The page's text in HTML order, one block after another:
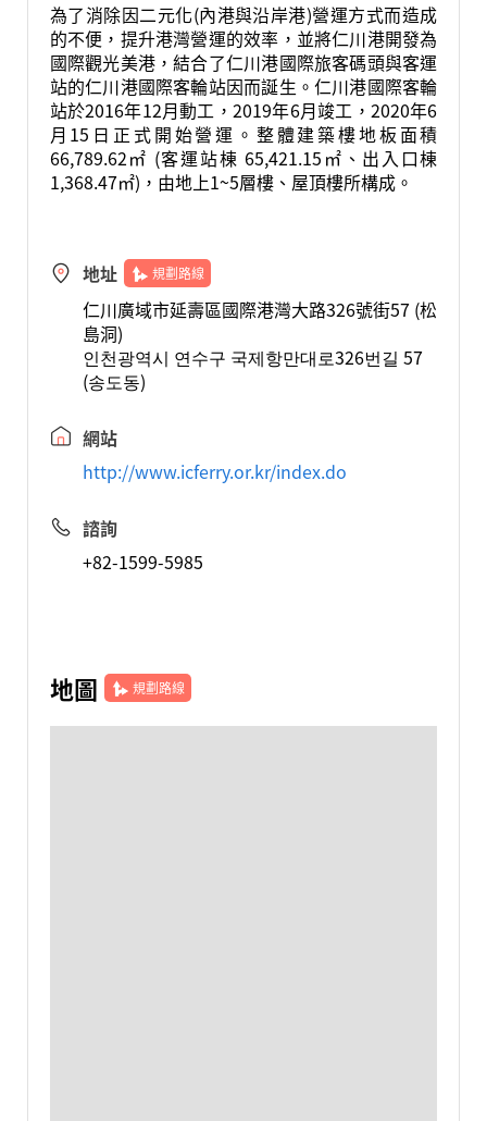
為了消除因二元化(內港與沿岸港)營運方式而造成
的不便，提升港灣營運的效率，並將仁川港開發為
國際觀光美港，結合了仁川港國際旅客碼頭與客運
站的仁川港國際客輪站因而誕生。仁川港國際客輪
站於2016年12月動工，2019年6月竣工，2020年6
月15日正式開始營運。整體建築樓地板面積
66,789.62㎡ (客運站棟 65,421.15㎡、出入口棟
1,368.47㎡)，由地上1~5層樓、屋頂樓所構成。
地址 規劃路線
仁川廣域市延壽區國際港灣大路326號街57 (松
島洞)
인천광역시 연수구 국제항만대로326번길 57
(송도동)
網站
http://www.icferry.or.kr/index.do
諮詢
+82-1599-5985
地圖 規劃路線